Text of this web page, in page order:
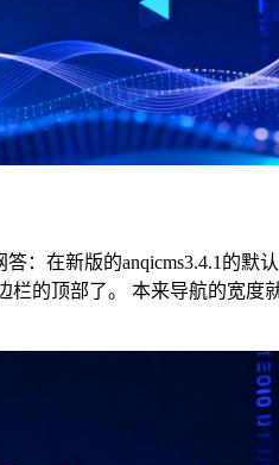
：在新版的anqicms3.4.1的
的顶部了。 本来导航的宽